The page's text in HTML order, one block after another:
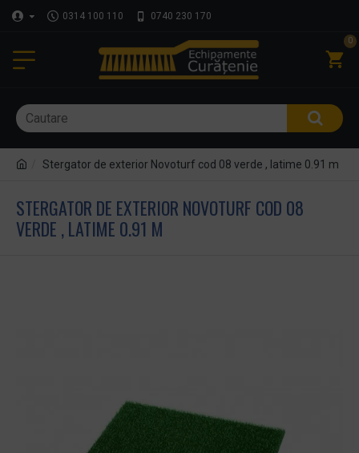
0314 100 110 0740 230 170
0
Stergator de exterior Novoturf cod 08 verde , latime 0.91 m
STERGATOR DE EXTERIOR NOVOTURF COD 08
VERDE , LATIME 0.91 M